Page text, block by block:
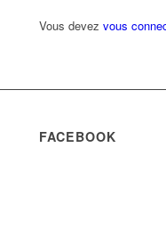
Vous devez vous
FACEBOOK